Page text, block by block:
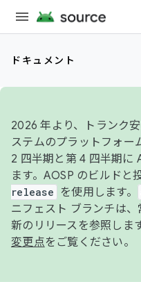
ドキュメント
2026 年より、トランク
ステムのプラットフォー
2 四半期と第 4 四半期に
ます。AOSP のビルドと
release
を使用します。
ニフェスト ブランチは
新のリリースを参照しま
変更点をご覧ください。